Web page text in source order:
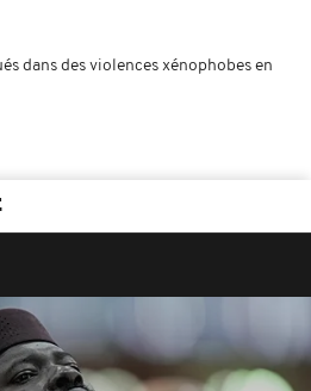
dans des violences xénophobes en